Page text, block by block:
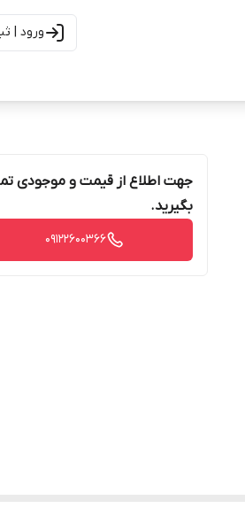
ورود |
جهت اطلاع از قیمت و موجودی
بگیرید.
09122600366